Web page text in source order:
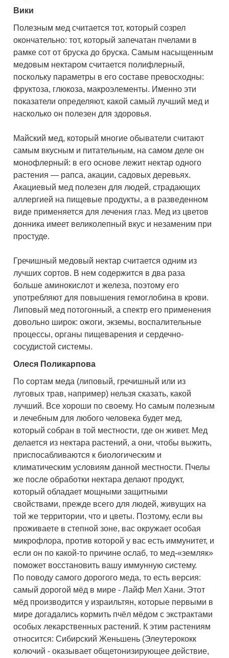
Вики
Полезным мед считается тот, который созрел
окончательно: тот, который запечатан пчелами в
рамке сот от бруска до бруска. Самым насыщенным
медовым нектаром считается полифлерный,
поскольку параметры в его составе превосходны:
фруктоза, глюкоза, макроэлементы. Именно эти
показатели определяют, какой самый лучший мед и
насколько он полезен для здоровья.
Майский мед, который многие обыватели считают
самым вкусным и питательным, на самом деле он
монофлерный: в его основе лежит нектар одного
растения — рапса, акации, садовых деревьях.
Акациевый мед полезен для людей, страдающих
аллергией на пищевые продукты, а в разведенном
виде применяется для лечения глаз. Мед из цветов
донника имеет великолепный вкус и незаменим при
простуде.
Гречишный медовый нектар считается одним из
лучших сортов. В нем содержится в два раза
больше аминокислот и железа, поэтому его
употребляют для повышения гемоглобина в крови.
Липовый мед потогонный, а спектр его применения
довольно широк: ожоги, экземы, воспалительные
процессы, органы пищеварения и сердечно-
сосудистой системы.
Олеся Поликарпова
По сортам меда (липовый, гречишный или из
луговых трав, например) нельзя сказать, какой
лучший. Все хороши по своему. Но самым полезным
и лечебным для любого человека будет мед,
который собран в той местности, где он живет. Мед
делается из нектара растений, а они, чтобы выжить,
приспосабливаются к биологическим и
климатическим условиям данной местности. Пчелы
же после обработки нектара делают продукт,
который обладает мощными защитными
свойствами, прежде всего для людей, живущих на
той же территории, что и цветы. Поэтому, если вы
проживаете в степной зоне, вас окружает особая
микрофлора, против которой у вас есть иммунитет, и
если он по какой-то причине ослаб, то мед-«земляк»
поможет восстановить вашу иммунную систему.
По поводу самого дорогого меда, то есть версия:
самый дорогой мёд в мире - Лайф Мел Хани. Этот
мёд производится у израильтян, которые первыми в
мире догадались кормить пчёл мёдом с экстрактами
особых лекарственных растений. К этим растениям
относится: Сибирский Женьшень (Элеутерококк
колючий - оказывает общетонизирующее действие,